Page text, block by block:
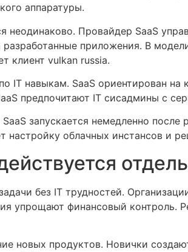
аппаратуры.
неодинаково. Провайдер SaaS
приложения. В
клиент vulkan russia.
IT навыкам. SaaS ориентирован
предпочитают IT сисадмины с
запускается немедленно
настройку облачных инстансов и
без IT трудностей.
упрощают финансовый контроль.
новых продуктов. Новички